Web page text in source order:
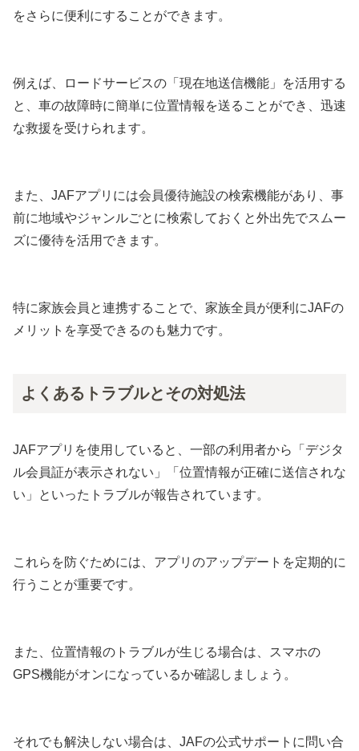
をさらに便利にすることができます。
例えば、ロードサービスの「現在地送信機能」を活用する
と、車の故障時に簡単に位置情報を送ることができ、迅速
な救援を受けられます。
また、JAFアプリには会員優待施設の検索機能があり、事
前に地域やジャンルごとに検索しておくと外出先でスムー
ズに優待を活用できます。
特に家族会員と連携することで、家族全員が便利にJAFの
メリットを享受できるのも魅力です。
よくあるトラブルとその対処法
JAFアプリを使用していると、一部の利用者から「デジタ
ル会員証が表示されない」「位置情報が正確に送信されな
い」といったトラブルが報告されています。
これらを防ぐためには、アプリのアップデートを定期的に
行うことが重要です。
また、位置情報のトラブルが生じる場合は、スマホの
GPS機能がオンになっているか確認しましょう。
それでも解決しない場合は、JAFの公式サポートに問い合